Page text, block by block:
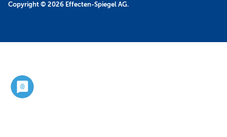
Copyright © 2026 Effecten-Spiegel AG.